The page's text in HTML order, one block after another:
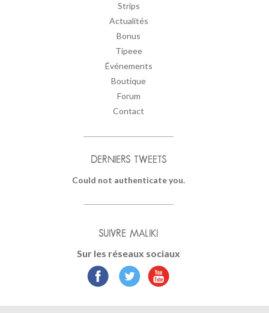
Strips
Actualités
Bonus
Tipeee
Événements
Boutique
Forum
Contact
DERNIERS TWEETS
Could not authenticate you.
SUIVRE MALIKI
Sur les réseaux sociaux